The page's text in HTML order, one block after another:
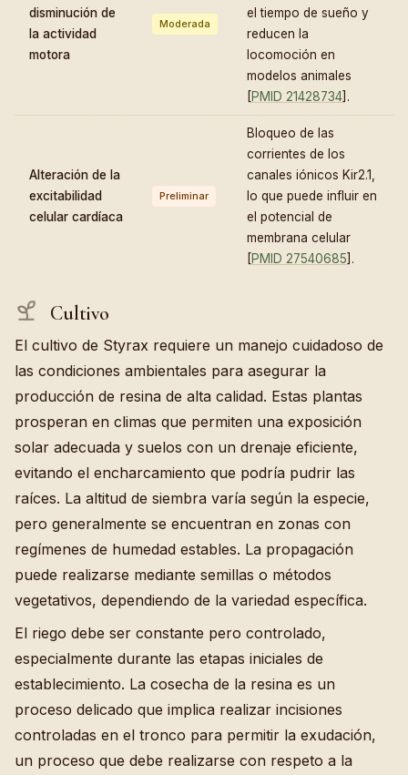
disminución de
la actividad
motora
Moderada
el tiempo de sueño y
reducen la
locomoción en
modelos animales
[PMID 21428734].
Alteración de la
excitabilidad
celular cardíaca
Preliminar
Bloqueo de las
corrientes de los
canales iónicos Kir2.1,
lo que puede influir en
el potencial de
membrana celular
[PMID 27540685].
Cultivo
El cultivo de Styrax requiere un manejo cuidadoso de
las condiciones ambientales para asegurar la
producción de resina de alta calidad. Estas plantas
prosperan en climas que permiten una exposición
solar adecuada y suelos con un drenaje eficiente,
evitando el encharcamiento que podría pudrir las
raíces. La altitud de siembra varía según la especie,
pero generalmente se encuentran en zonas con
regímenes de humedad estables. La propagación
puede realizarse mediante semillas o métodos
vegetativos, dependiendo de la variedad específica.
El riego debe ser constante pero controlado,
especialmente durante las etapas iniciales de
establecimiento. La cosecha de la resina es un
proceso delicado que implica realizar incisiones
controladas en el tronco para permitir la exudación,
un proceso que debe realizarse con respeto a la